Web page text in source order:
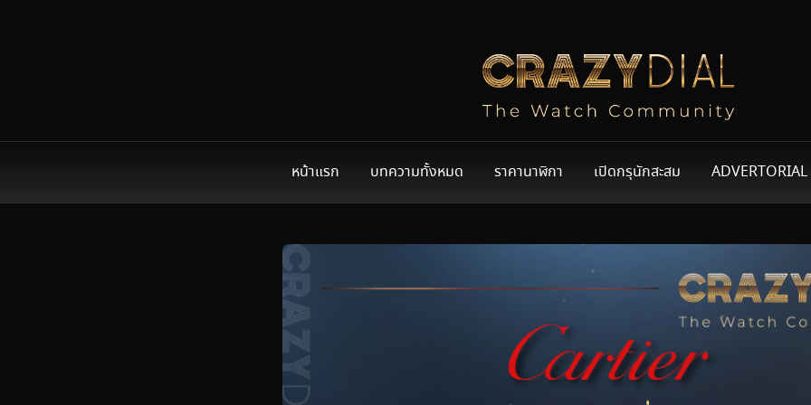
หน้าแรก บทความทั้งหมด ราคานาฬิกา เปิดกรุนักสะสม ADVERTORIAL